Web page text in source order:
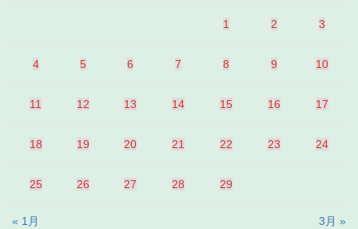
1 2 3
4 5 6 7 8 9 10
11 12 13 14 15 16 17
18 19 20 21 22 23 24
25 26 27 28 29
« 1月 3月 »